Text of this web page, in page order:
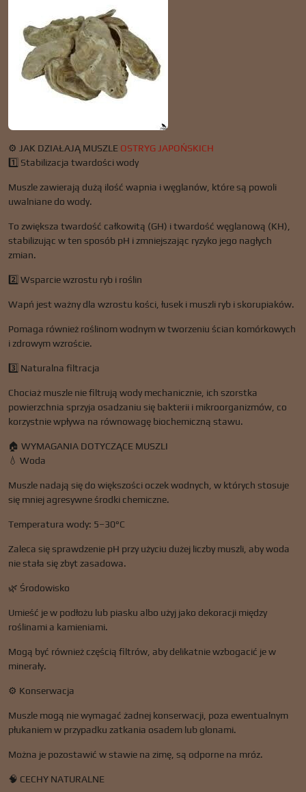
⚙️ JAK DZIAŁAJĄ MUSZLE OSTRYG JAPOŃSKICH
1️⃣ Stabilizacja twardości wody
Muszle zawierają dużą ilość wapnia i węglanów, które są powoli
uwalniane do wody.
To zwiększa twardość całkowitą (GH) i twardość węglanową (KH),
stabilizując w ten sposób pH i zmniejszając ryzyko jego nagłych
zmian.
2️⃣ Wsparcie wzrostu ryb i roślin
Wapń jest ważny dla wzrostu kości, łusek i muszli ryb i skorupiaków.
Pomaga również roślinom wodnym w tworzeniu ścian komórkowych
i zdrowym wzroście.
3️⃣ Naturalna filtracja
Chociaż muszle nie filtrują wody mechanicznie, ich szorstka
powierzchnia sprzyja osadzaniu się bakterii i mikroorganizmów, co
korzystnie wpływa na równowagę biochemiczną stawu.
🏠 WYMAGANIA DOTYCZĄCE MUSZLI
💧 Woda
Muszle nadają się do większości oczek wodnych, w których stosuje
się mniej agresywne środki chemiczne.
Temperatura wody: 5–30°C
Zaleca się sprawdzenie pH przy użyciu dużej liczby muszli, aby woda
nie stała się zbyt zasadowa.
🌿 Środowisko
Umieść je w podłożu lub piasku albo użyj jako dekoracji między
roślinami a kamieniami.
Mogą być również częścią filtrów, aby delikatnie wzbogacić je w
minerały.
⚙️ Konserwacja
Muszle mogą nie wymagać żadnej konserwacji, poza ewentualnym
płukaniem w przypadku zatkania osadem lub glonami.
Można je pozostawić w stawie na zimę, są odporne na mróz.
🧠 CECHY NATURALNE